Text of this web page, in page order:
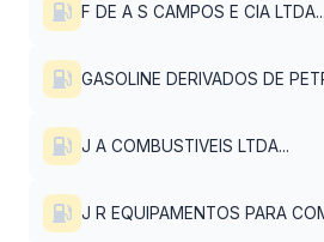
F DE A S CAMPOS E CIA LTDA...
GASOLINE DERIVADOS DE
J A COMBUSTIVEIS LTDA...
J R EQUIPAMENTOS PARA